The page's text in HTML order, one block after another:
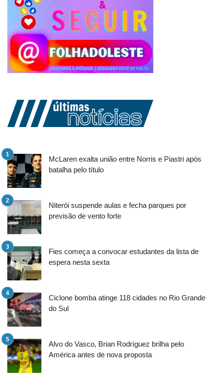
McLaren exalta união entre Norris e Piastri após
batalha pelo título
Niterói suspende aulas e fecha parques por
previsão de vento forte
Fies começa a convocar estudantes da lista de
espera nesta sexta
Ciclone bomba atinge 118 cidades no Rio Grande
do Sul
Alvo do Vasco, Brian Rodríguez brilha pelo
América antes de nova proposta